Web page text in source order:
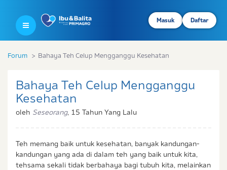
Masuk Daftar
Forum Bahaya Teh Celup Mengganggu Kesehatan
Bahaya Teh Celup Mengganggu
Kesehatan
oleh Seseorang, 15 Tahun Yang Lalu
Teh memang baik untuk kesehatan, banyak kandungan-
kandungan yang ada di dalam teh yang baik untuk kita,
tehsama sekali tidak berbahaya bagi tubuh kita, melainkan